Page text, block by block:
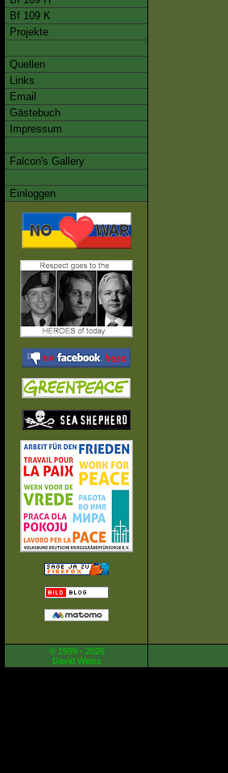
Bf 109 K
Projekte
Quellen
Links
Email
Gästebuch
Impressum
Falcon's Gallery
Einloggen
© 1999 - 2026
David Weiss